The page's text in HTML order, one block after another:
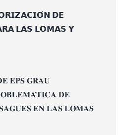
𝗗𝗘
𝗟𝗔𝗦 𝗟𝗢𝗠𝗔𝗦 𝗬
𝐄𝐏𝐒 𝐆𝐑𝐀𝐔
𝐃𝐄
𝐄𝐍 𝐋𝐀𝐒 𝐋𝐎𝐌𝐀𝐒